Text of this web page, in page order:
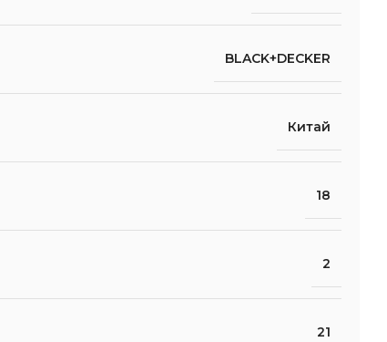
BLACK+DECKER
Китай
18
2
21